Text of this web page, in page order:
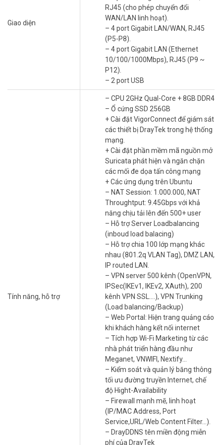
nhu cầu sử dụng thêm máy tính để cài đặt máy chủ.
Đặc điểm nổi bật của sản phẩm DrayTek
Trang bị bộ xử lý lõi tứ mạnh mẽ mang lại tốc
độ kết nối nhanh chóng, ngay cả khi có nhiều thiết bị được kết nối.
Bộ định tuyến có 8 giao diện WAN, bao
gồm 2 cổng 10G SFP+ cho kết nối cáp quang, 2 cổng Ethernet 2,5G,
RJ-45 và 4 cổng Gigabit Ethernet, RJ-45, mang lại thông lượng
Hỗ trợ tối đa 500 VPN và cung cấp thông lượng
IPsec lên đến 5,7 Gbps, giúp bạn kết nối an toàn với các văn phòng
Cung cấp nhiều tính năng bảo mật toàn diện
để bảo vệ mạng của bạn khỏi các mối đe dọa mạng, bao gồm
tường lửa SPI, lọc nội dung, VPN và xác thực người dùng.
Giao diện
RJ45 (cho phép chuyển đổi
WAN/LAN linh hoạt).
– 4 port Gigabit LAN/WAN, RJ45
(P5-P8).
– 4 port Gigabit LAN (Ethernet
10/100/1000Mbps), RJ45 (P9 ~
P12).
– 2 port USB
Tính năng, hỗ trợ
– CPU 2GHz Qual-Core + 8GB DDR4
– Ổ cứng SSD 256GB
+ Cài đặt VigorConnect để giám sát
các thiết bị DrayTek trong hệ thống
mạng.
+ Cài đặt phần mềm mã nguồn mở
Suricata phát hiện và ngăn chặn
các mối đe dọa tấn công mạng
+ Các ứng dụng trên Ubuntu
– NAT Session: 1.000.000, NAT
Throughtput: 9.45Gbps với khả
năng chịu tải lên đến 500+ user
– Hỗ trợ Server Loadbalancing
(inboud load balacing)
– Hỗ trợ chia 100 lớp mạng khác
nhau (801.2q VLAN Tag), DMZ LAN,
IP routed LAN.
– VPN server 500 kênh (OpenVPN,
IPSec(IKEv1, IKEv2, XAuth), 200
kênh VPN SSL….), VPN Trunking
(Load balancing/Backup)
– Web Portal: Hiện trang quảng cáo
khi khách hàng kết nối internet
– Tích hợp Wi-Fi Marketing từ các
nhà phát triển hàng đầu như
Meganet, VNWIFI, Nextify…
– Kiểm soát và quản lý băng thông
tối ưu đường truyền Internet, chế
độ Hight-Availability
– Firewall mạnh mẽ, linh hoạt
(IP/MAC Address, Port
Service,URL/Web Content Filter…).
– DrayDDNS tên miền động miễn
phí của DrayTek